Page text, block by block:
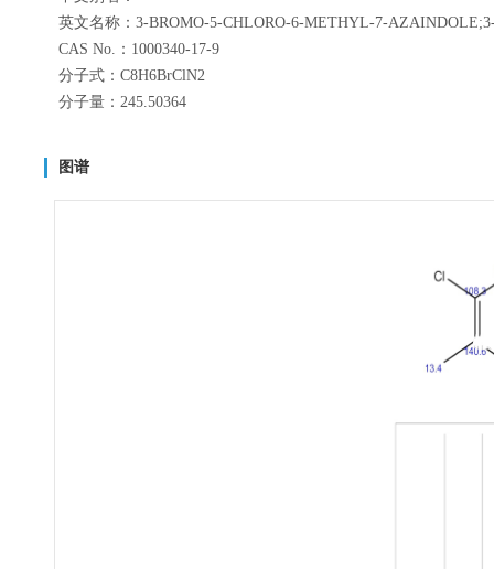
英文名称：3-BROMO-5-CHLORO-6-METHYL-7-
CAS No.：1000340-17-9
分子式：C8H6BrClN2
分子量：245.50364
图谱